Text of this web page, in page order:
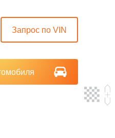
Запрос по VIN